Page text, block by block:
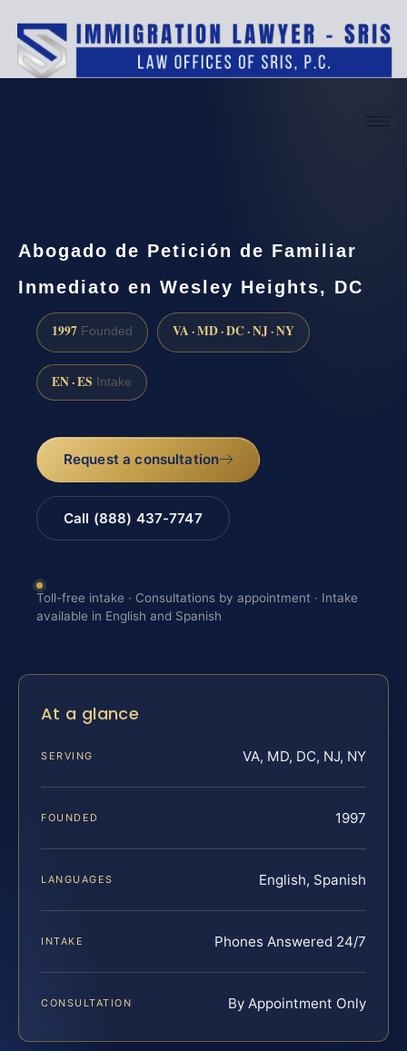
Abogado de Petición de Familiar
Inmediato en Wesley Heights, DC
1997 Founded VA · MD · DC · NJ · NY
EN · ES Intake
Request a consultation
Call (888) 437-7747
Toll-free intake · Consultations by appointment · Intake
available in English and Spanish
At a glance
SERVING VA, MD, DC, NJ, NY
FOUNDED 1997
LANGUAGES English, Spanish
INTAKE Phones Answered 24/7
CONSULTATION By Appointment Only